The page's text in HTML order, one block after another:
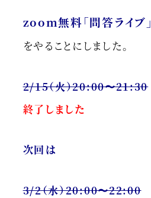
zoom無料「問答ライブ」
をやることにしました。
2/15（火）20:00〜21:30
終了しました
次回は
3/2（水）20:00〜22:00